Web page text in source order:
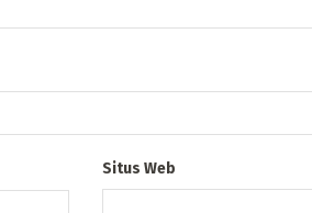
Situs Web